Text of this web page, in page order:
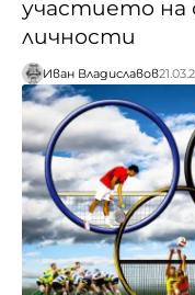
участието на
личности
Иван Владиславов